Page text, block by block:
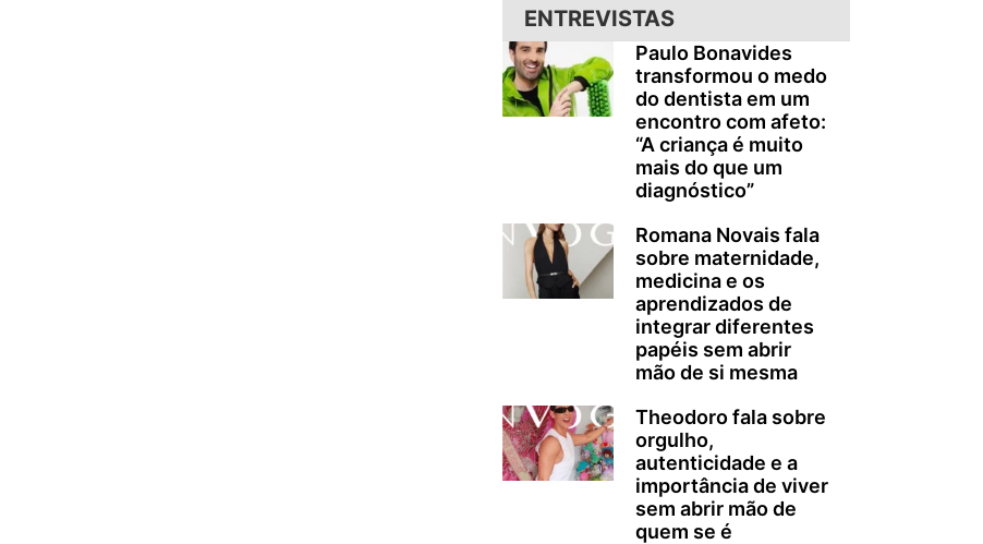
ENTREVISTAS
Paulo Bonavides
transformou o medo
do dentista em um
encontro com afeto:
“A criança é muito
mais do que um
diagnóstico”
Romana Novais fala
sobre maternidade,
medicina e os
aprendizados de
integrar diferentes
papéis sem abrir
mão de si mesma
Theodoro fala sobre
orgulho,
autenticidade e a
importância de viver
sem abrir mão de
quem se é